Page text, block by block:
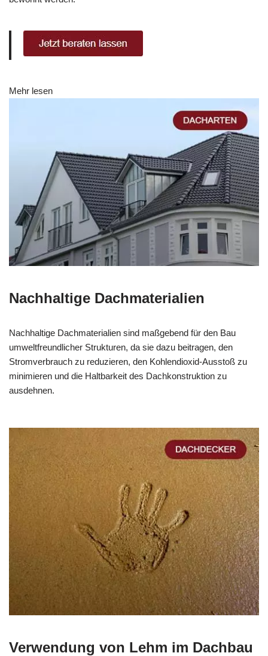
Mehr lesen
Nachhaltige Dachmaterialien
Nachhaltige Dachmaterialien sind maßgebend für den Bau
umweltfreundlicher Strukturen, da sie dazu beitragen, den
Stromverbrauch zu reduzieren, den Kohlendioxid-Ausstoß zu
minimieren und die Haltbarkeit des Dachkonstruktion zu
ausdehnen.
Verwendung von Lehm im Dachbau